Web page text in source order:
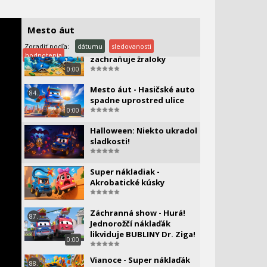
Mesto áut
Zoradiť podľa: dátumu
sledovanosti
hodnotenia
0:00
83.
Mesto aut - Super čln
zachraňuje žraloky
0:00
84.
Mesto áut - Hasičské auto
spadne uprostred ulice
Halloween: Niekto ukradol
sladkosti!
Super nákladiak -
Akrobatické kúsky
0:00
87.
Záchranná show - Hurá!
Jednorožčí náklaďák
likviduje BUBLINY Dr. Ziga!
88.
Vianoce - Super náklaďák